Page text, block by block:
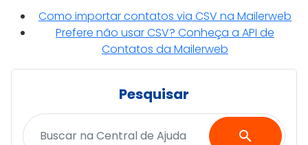
Como importar contatos via CSV na Mailerweb
Prefere não usar CSV? Conheça a API de
Contatos da Mailerweb
Pesquisar
search